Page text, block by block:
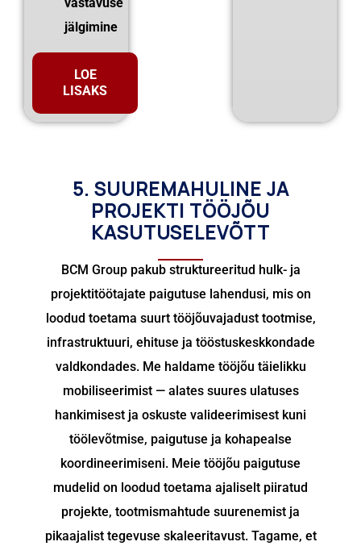
jälgimine
LOE
LISAKS
5. SUUREMAHULINE JA
PROJEKTI TÖÖJÕU
KASUTUSELEVÕTT
BCM Group pakub struktureeritud hulk- ja
projektitöötajate paigutuse lahendusi, mis on
loodud toetama suurt tööjõuvajadust tootmise,
infrastruktuuri, ehituse ja tööstuskeskkondade
valdkondades. Me haldame tööjõu täielikku
mobiliseerimist — alates suures ulatuses
hankimisest ja oskuste valideerimisest kuni
töölevõtmise, paigutuse ja kohapealse
koordineerimiseni. Meie tööjõu paigutuse
mudelid on loodud toetama ajaliselt piiratud
projekte, tootmismahtude suurenemist ja
pikaajalist tegevuse skaleeritavust. Tagame, et